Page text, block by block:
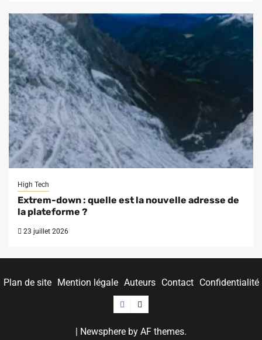
High Tech
Extrem-down : quelle est la nouvelle adresse de
la plateforme ?
23 juillet 2026
Plan de site Mention légale Auteurs Contact Confidentialité
Facebook
Twitter
Newsphere by AF themes.